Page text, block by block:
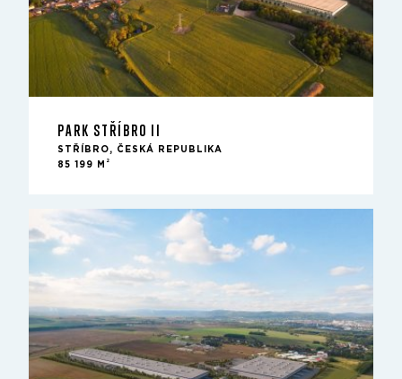
PARK STŘÍBRO II
STŘÍBRO, ČESKÁ REPUBLIKA
85 199 M
2